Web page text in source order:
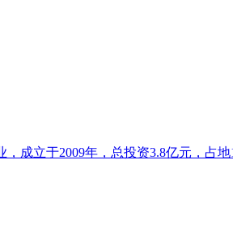
成立于2009年，总投资3.8亿元，占地